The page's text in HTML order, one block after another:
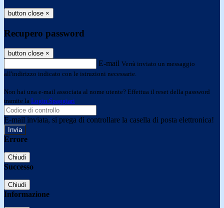
button close ×
Recupero password
button close ×
E-mail Verrà inviato un messaggio
all'indirizzo indicato con le istruzioni necessarie.
Non hai una e-mail associata al nome utente? Effettua il reset della password
tramite la Login Spaggiari
E-mail inviata, si prega di controllare la casella di posta elettronica!
Errore
Chiudi
Successo
Chiudi
Informazione